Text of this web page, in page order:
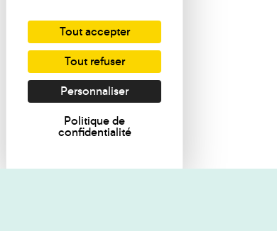
Tout accepter
Tout refuser
Personnaliser
Politique de
confidentialité